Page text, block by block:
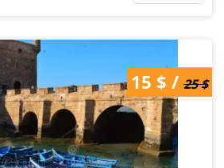
25 $ / 15 $
15 $ / 25 $